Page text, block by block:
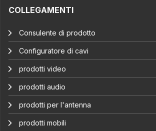
COLLEGAMENTI
Consulente di prodotto
Configuratore di cavi
prodotti video
prodotti audio
prodotti per l'antenna
prodotti mobili